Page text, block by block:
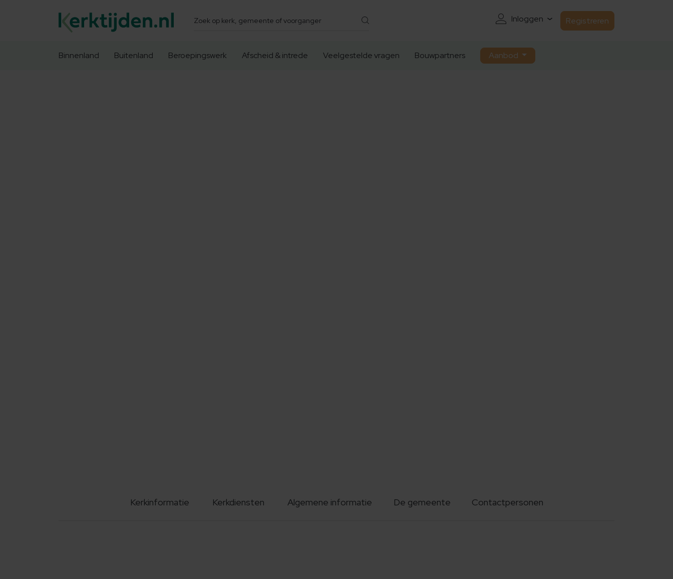
Zoeken Inloggen Registreren
Binnenland Buitenland Beroepingswerk Afscheid & intrede Veelgestelde vragen Bouwpartners Aanbod
Kerkinformatie Kerkdiensten Algemene informatie De gemeente Contactpersonen